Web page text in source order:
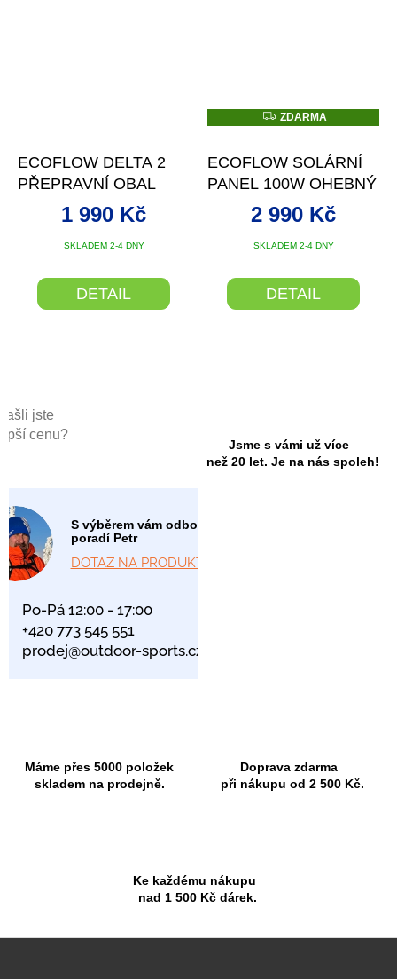
jste
cenu?
S výběrem vám odborně
poradí Petr
DOTAZ NA PRODUKT
Po-Pá 12:00 - 17:00
+420 773 545 551
prodej@outdoor-sports.cz
Jsme s vámi už více
než 20 let. Je na nás spoleh!
Máme přes 5000 položek
skladem na prodejně.
Doprava zdarma
při nákupu od 2 500 Kč.
Ke každému nákupu
nad 1 500 Kč dárek.
ECOFLOW DELTA 2
PŘEPRAVNÍ OBAL
SKLADEM 2-4 DNY
1 990 Kč
DETAIL
Z
D
M
A
ZDARMA
ECOFLOW SOLÁRNÍ
PANEL 100W OHEBNÝ
Průměrné
produktu
SKLADEM 2-4 DNY
2 990 Kč
DETAIL